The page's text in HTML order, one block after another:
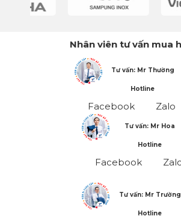
Nhân viên tư vấn mua
Tư vấn: Mr Thường
Hotline
Facebook Zalo
Tư vấn: Mr Hoa
Hotline
Facebook
Tư vấn: Mr Trường
Hotline